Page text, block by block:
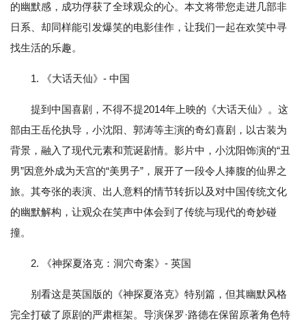
的幽默感，成功俘获了全球观众的心。本文将带您走进几部非
日系、却同样能引发爆笑的电影佳作，让我们一起在欢笑中寻
找生活的乐趣。
1. 《大话天仙》- 中国
提到中国喜剧，不得不提2014年上映的《大话天仙》。这
部由王岳伦执导，小沈阳、郭涛等主演的奇幻喜剧，以古装为
背景，融入了现代元素和荒诞剧情。影片中，小沈阳饰演的“丑
男”因意外成为天宫的“美男子”，展开了一段令人捧腹的仙界之
旅。其夸张的表演、出人意料的情节转折以及对中国传统文化
的幽默解构，让观众在笑声中体会到了传统与现代的奇妙碰
撞。
2. 《神探夏洛克：洞穴奇案》- 英国
别看这是英国版的《神探夏洛克》特别篇，但其幽默风格
完全打破了原剧的严肃框架。导演保罗·路德在保留原著角色特